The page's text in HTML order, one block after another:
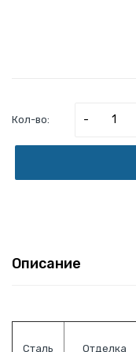
Кол-во: -
Описание
Сталь Отделка